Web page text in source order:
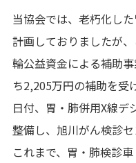
当協会では、老朽化し
計画しておりましたが
輪公益資金による補助
ち2,205万円の補助を受
日付、胃・肺併用X線デ
整備し、旭川がん検診
これまで、胃・肺検診